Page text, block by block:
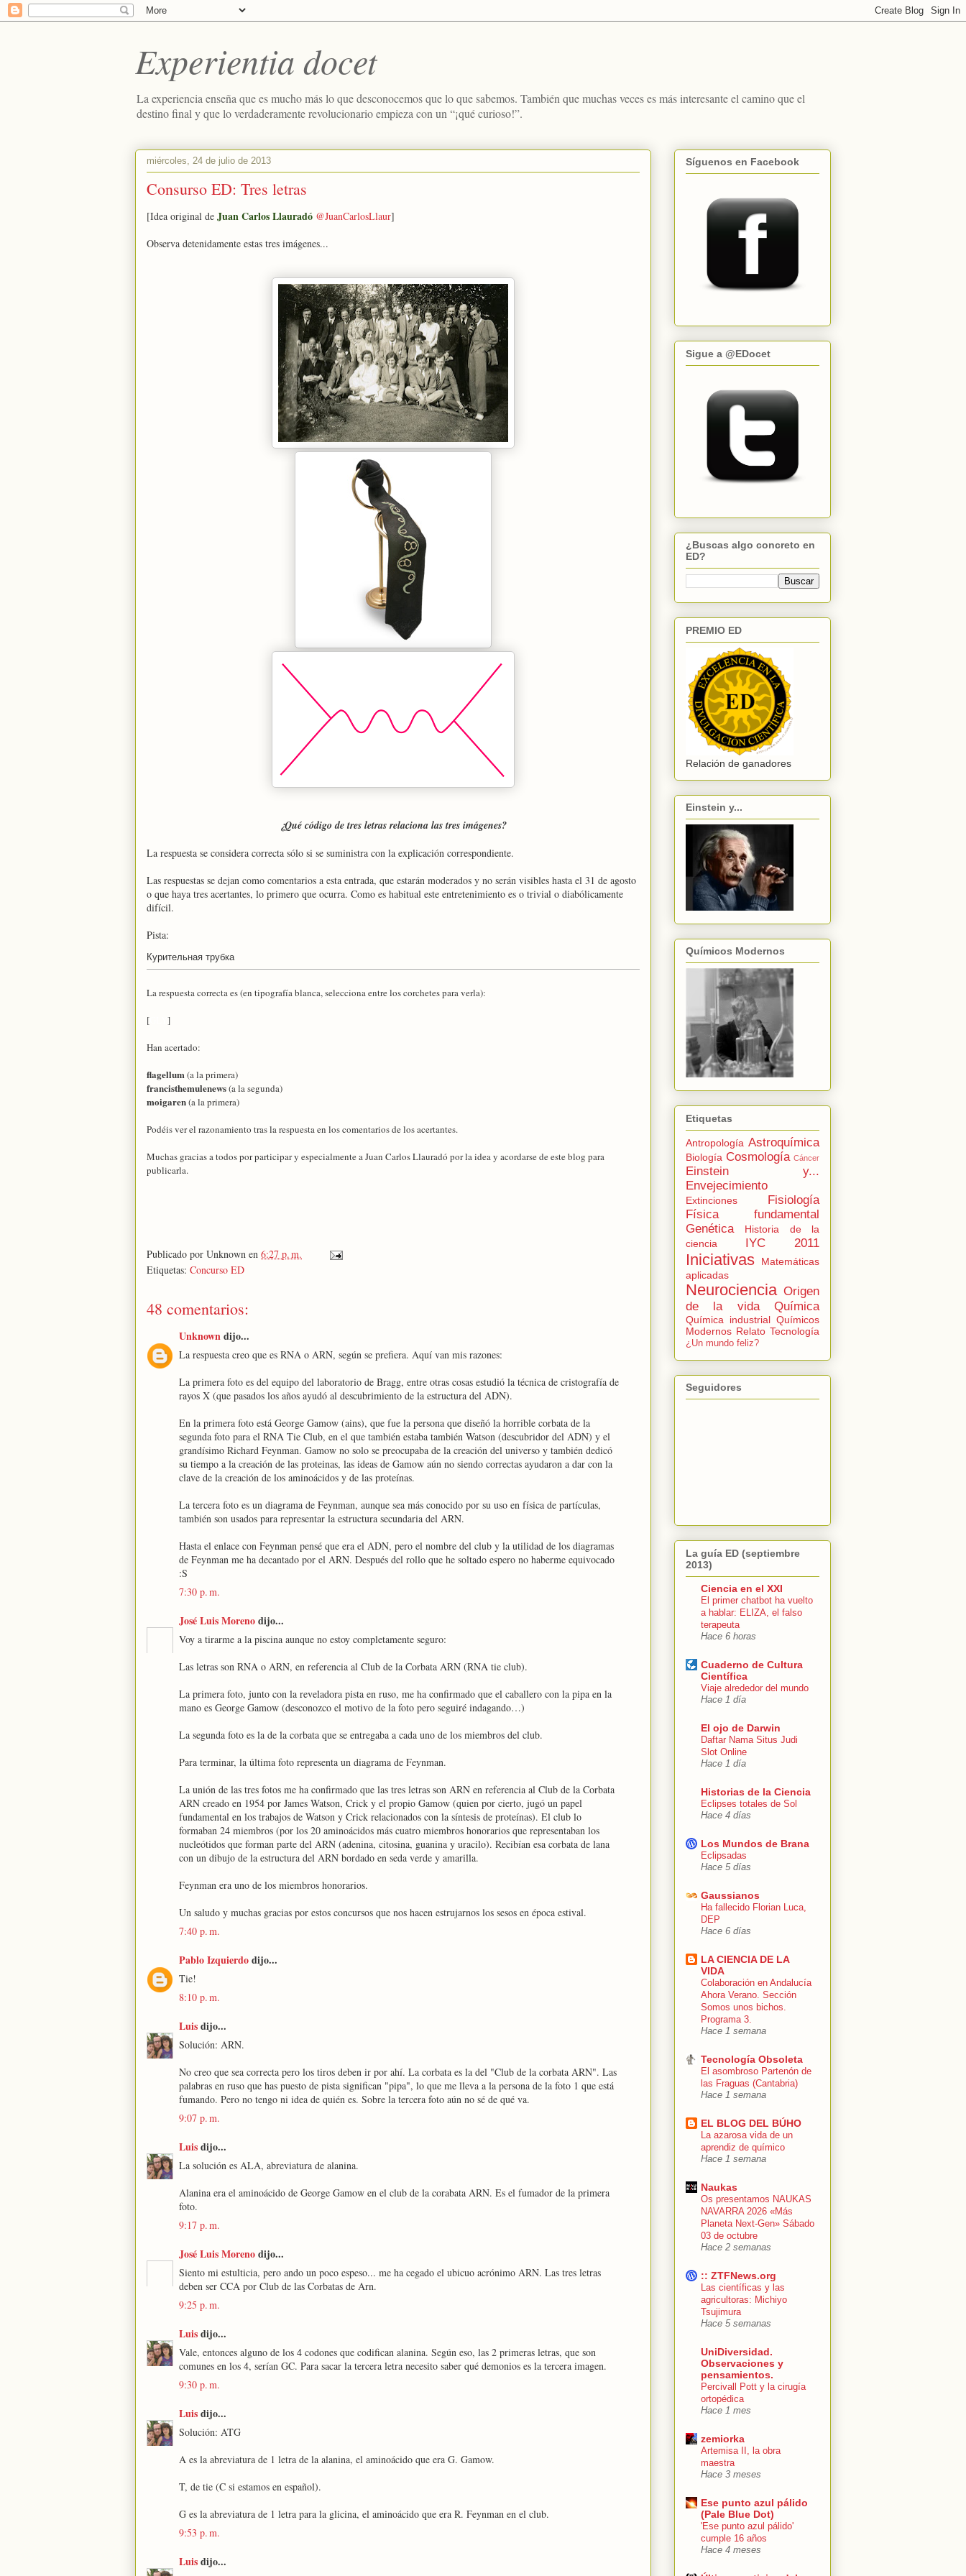
Experientia docet
La experiencia enseña que es mucho más lo que desconocemos que lo que sabemos. También que muchas veces es más interesante el camino que el
destino final y que lo verdaderamente revolucionario empieza con un “¡qué curioso!”.
miércoles, 24 de julio de 2013
Consurso ED: Tres letras
[Idea original de Juan Carlos Llauradó @JuanCarlosLlaur]
Observa detenidamente estas tres imágenes...
¿Qué código de tres letras relaciona las tres imágenes?
La respuesta se considera correcta sólo si se suministra con la explicación correspondiente.
Las respuestas se dejan como comentarios a esta entrada, que estarán moderados y no serán visibles hasta el 31 de agosto
o que haya tres acertantes, lo primero que ocurra. Como es habitual este entretenimiento es o trivial o diabólicamente
difícil.
Pista:
Курительная трубка
La respuesta correcta es (en tipografía blanca, selecciona entre los corchetes para verla):
[ ]
Han acertado:
flagellum (a la primera)
francisthemulenews(a la segunda)
moigaren(a la primera)
Podéis ver el razonamiento tras la respuesta en los comentarios de los acertantes.
Muchas gracias a todos por participar y especialmente a Juan Carlos Llauradó por la idea y acordarse de este blog para
publicarla.
Publicado por Unknown en 6:27 p. m.
Etiquetas: Concurso ED
48 comentarios:
Unknowndijo...
La respuesta creo que es RNA o ARN, según se prefiera. Aquí van mis razones:
La primera foto es del equipo del laboratorio de Bragg, entre otras cosas estudió la técnica de cristografía de
rayos X (que pasados los años ayudó al descubrimiento de la estructura del ADN).
En la primera foto está George Gamow (ains), que fue la persona que diseñó la horrible corbata de la
segunda foto para el RNA Tie Club, en el que también estaba también Watson (descubridor del ADN) y el
grandísimo Richard Feynman. Gamow no solo se preocupaba de la creación del universo y también dedicó
su tiempo a la creación de las proteinas, las ideas de Gamow aún no siendo correctas ayudaron a dar con la
clave de la creación de los aminoácidos y de las proteínas.
La tercera foto es un diagrama de Feynman, aunque sea más conocido por su uso en física de partículas,
también son usados para representar la estructura secundaria del ARN.
Hasta el enlace con Feynman pensé que era el ADN, pero el nombre del club y la utilidad de los diagramas
de Feynman me ha decantado por el ARN. Después del rollo que he soltado espero no haberme equivocado
:S
7:30 p. m.
José Luis Morenodijo...
Voy a tirarme a la piscina aunque no estoy completamente seguro:
Las letras son RNA o ARN, en referencia al Club de la Corbata ARN (RNA tie club).
La primera foto, junto con la reveladora pista en ruso, me ha confirmado que el caballero con la pipa en la
mano es George Gamow (desconozco el motivo de la foto pero seguiré indagando…)
La segunda foto es la de la corbata que se entregaba a cada uno de los miembros del club.
Para terminar, la última foto representa un diagrama de Feynman.
La unión de las tres fotos me ha confirmado que las tres letras son ARN en referencia al Club de la Corbata
ARN creado en 1954 por James Watson, Crick y el propio Gamow (quien por cierto, jugó un papel
fundamental en los trabajos de Watson y Crick relacionados con la síntesis de proteínas). El club lo
formaban 24 miembros (por los 20 aminoácidos más cuatro miembros honorarios que representaban los
nucleótidos que forman parte del ARN (adenina, citosina, guanina y uracilo). Recibían esa corbata de lana
con un dibujo de la estructura del ARN bordado en seda verde y amarilla.
Feynman era uno de los miembros honorarios.
Un saludo y muchas gracias por estos concursos que nos hacen estrujarnos los sesos en época estival.
7:40 p. m.
Pablo Izquierdodijo...
Tie!
8:10 p. m.
Luisdijo...
Solución: ARN.
No creo que sea correcta pero los tiros deben ir por ahí. La corbata es la del "Club de la corbata ARN". Las
palabras en ruso que has puesto de pista significan "pipa", lo que me lleva a la persona de la foto 1 que está
fumando. Pero no tengo ni idea de quién es. Sobre la tercera foto aún no sé de qué va.
9:07 p. m.
Luisdijo...
La solución es ALA, abreviatura de alanina.
Alanina era el aminoácido de George Gamow en el club de la corabata ARN. Es el fumador de la primera
foto.
9:17 p. m.
José Luis Morenodijo...
Siento mi estulticia, pero ando un poco espeso... me ha cegado el ubicuo acrónimo ARN. Las tres letras
deben ser CCA por Club de las Corbatas de Arn.
9:25 p. m.
Luisdijo...
Vale, entonces alguno de los 4 codones que codifican alanina. Según eso, las 2 primeras letras, que son
comunes en los 4, serían GC. Para sacar la tercera letra necesito saber qué demonios es la tercera imagen.
9:30 p. m.
Luisdijo...
Solución: ATG
A es la abreviatura de 1 letra de la alanina, el aminoácido que era G. Gamow.
T, de tie (C si estamos en español).
G es la abreviatura de 1 letra para la glicina, el aminoácido que era R. Feynman en el club.
9:53 p. m.
Luisdijo...
Síguenos en Facebook
Sigue a @EDocet
¿Buscas algo concreto en
ED?
PREMIO ED
Relación de ganadores
Einstein y...
Químicos Modernos
Etiquetas
Antropología Astroquímica
Biología Cosmología Cáncer
Einstein y...
Envejecimiento
Extinciones
Fisiología
Física fundamental
Genética
Historia de la
ciencia
IYC 2011
Iniciativas
Matemáticas
aplicadas
Neurociencia Origen
de la vida
Química
Química industrial Químicos
Modernos Relato Tecnología
¿Un mundo feliz?
Seguidores
La guía ED (septiembre
2013)
Ciencia en el XXI
El primer chatbot ha vuelto
a hablar: ELIZA, el falso
terapeuta
Hace 6 horas
Cuaderno de Cultura
Científica
Viaje alrededor del mundo
Hace 1 día
El ojo de Darwin
Daftar Nama Situs Judi
Slot Online
Hace 1 día
Historias de la Ciencia
Eclipses totales de Sol
Hace 4 días
Los Mundos de Brana
Eclipsadas
Hace 5 días
Gaussianos
Ha fallecido Florian Luca,
DEP
Hace 6 días
LA CIENCIA DE LA
VIDA
Colaboración en Andalucía
Ahora Verano. Sección
Somos unos bichos.
Programa 3.
Hace 1 semana
Tecnología Obsoleta
El asombroso Partenón de
las Fraguas (Cantabria)
Hace 1 semana
EL BLOG DEL BÚHO
La azarosa vida de un
aprendiz de químico
Hace 1 semana
Naukas
Os presentamos NAUKAS
NAVARRA 2026 «Más
Planeta Next-Gen» Sábado
03 de octubre
Hace 2 semanas
:: ZTFNews.org
Las científicas y las
agricultoras: Michiyo
Tsujimura
Hace 5 semanas
UniDiversidad.
Observaciones y
pensamientos.
Percivall Pott y la cirugía
ortopédica
Hace 1 mes
zemiorka
Artemisa II, la obra
maestra
Hace 3 meses
Ese punto azul pálido
(Pale Blue Dot)
'Ese punto azul pálido'
cumple 16 años
Hace 4 meses